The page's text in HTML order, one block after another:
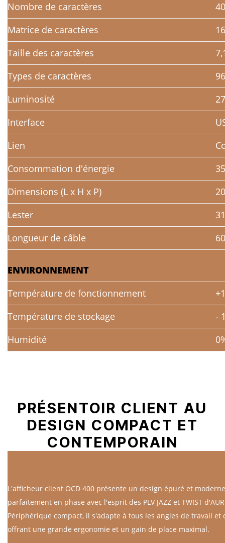
Nombre de caractères
Matrice de caractères
Taille des caractères
Types de caractères
Luminosité
Interface
Lien
Consommation d'énergie
Dimensions (L x H x P)
Lester
Longueur de câble
ENVIRONNEMENT
Température de fonctionnement
Température de stockage
-
Humidité
PRÉSENTOIR CLIENT AU
DESIGN COMPACT ET
CONTEMPORAIN
L'afficheur client OCD 400 présente un design épuré et
parfaitement en phase avec l'esprit des PLV JAZZ et TWIST
Périphérique compact, il s'adapte à tous les angles de travail et
offrant une grande ergonomie et un gain de place maximal.